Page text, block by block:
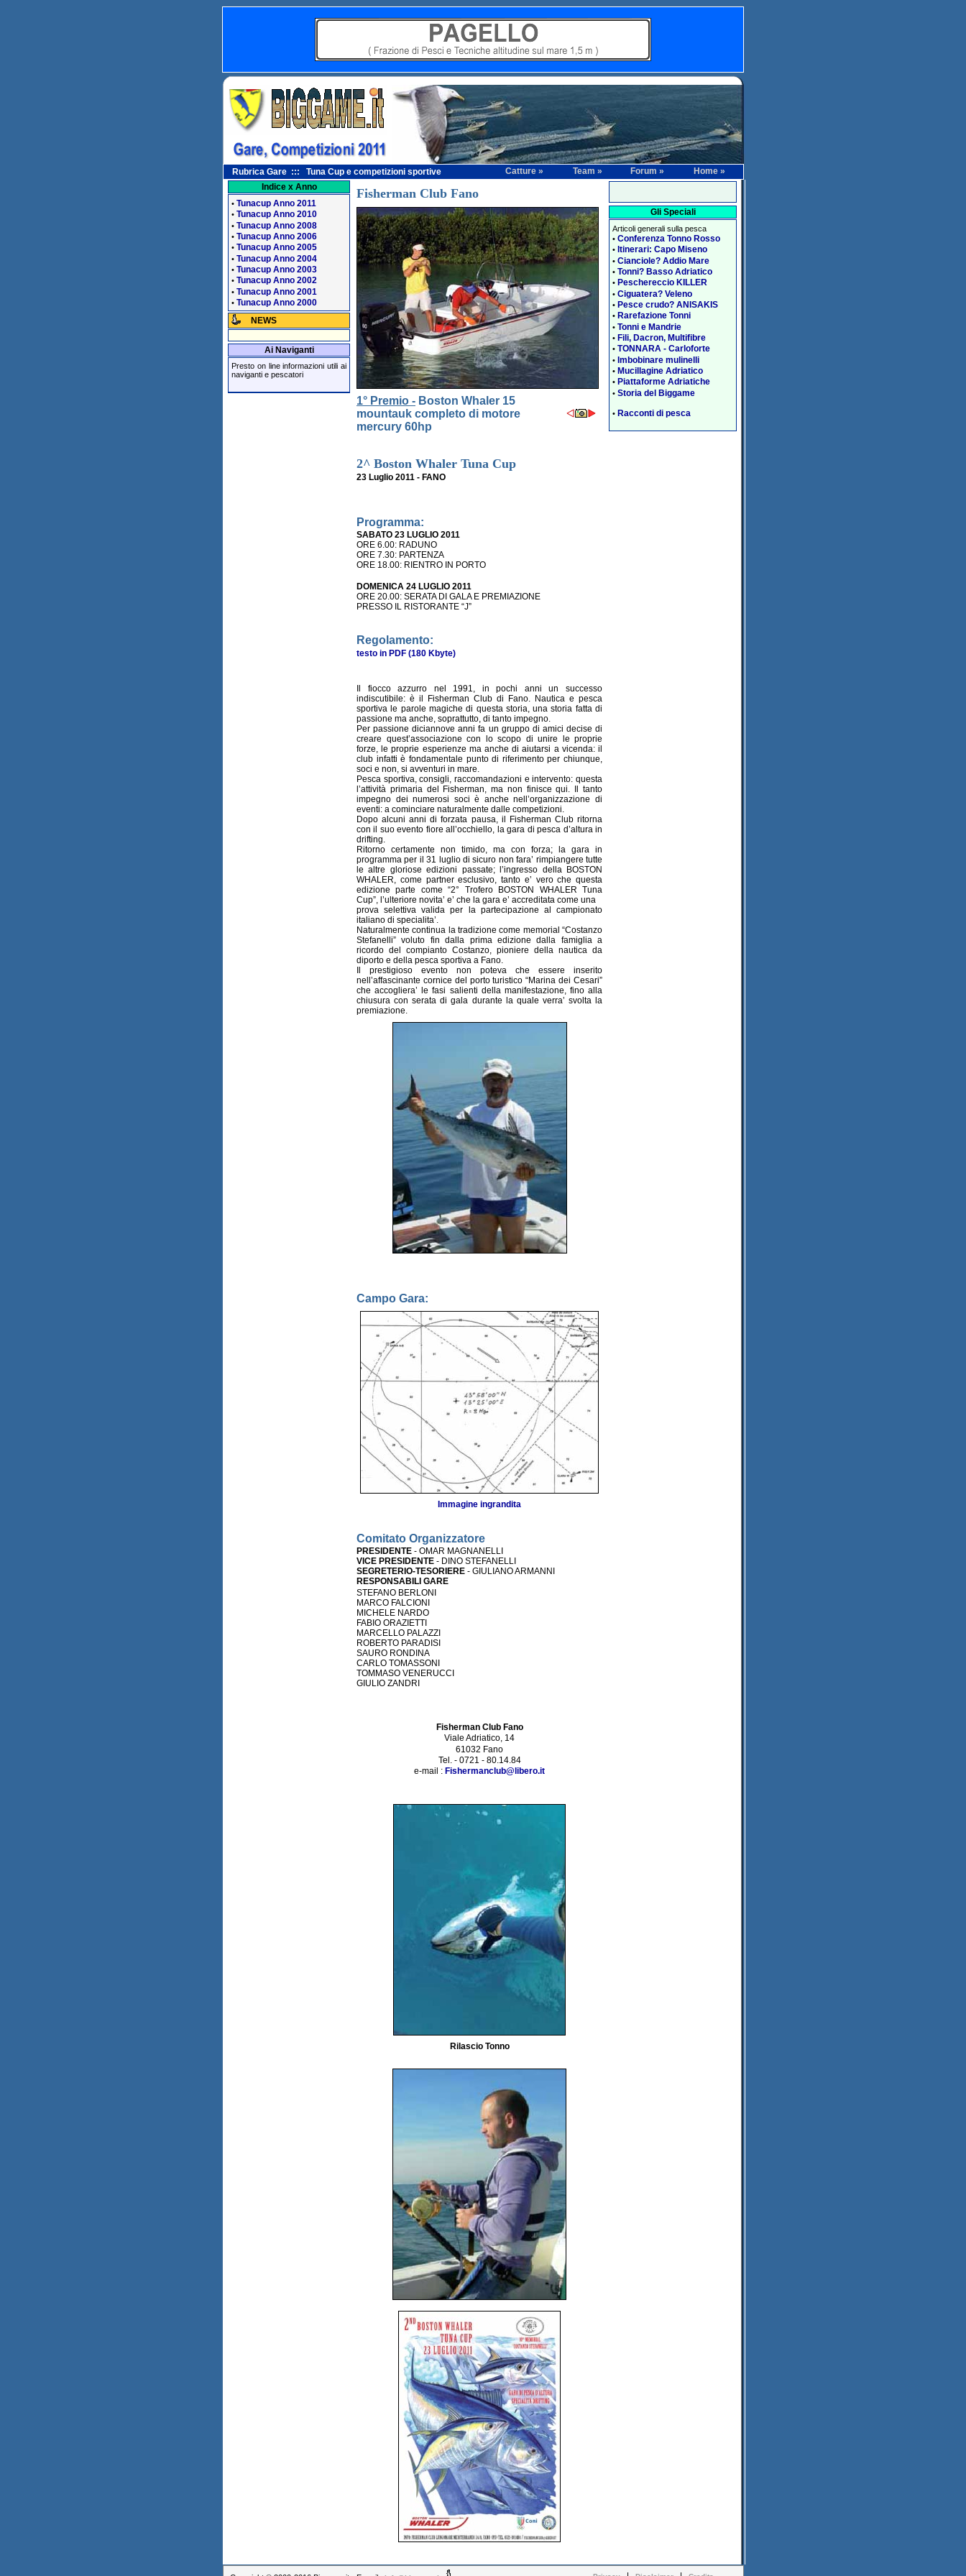
Rubrica Gare ::: Tuna Cup e competizioni sportive Catture » Team » Forum »
Home »
Indice x Anno
• Tunacup Anno 2011
• Tunacup Anno 2010
• Tunacup Anno 2008
• Tunacup Anno 2006
• Tunacup Anno 2005
• Tunacup Anno 2004
• Tunacup Anno 2003
• Tunacup Anno 2002
• Tunacup Anno 2001
• Tunacup Anno 2000
NEWS
Ai Naviganti
Presto on line informazioni utili ai
naviganti e pescatori
Fisherman Club Fano
1° Premio - Boston Whaler 15
mountauk completo di motore
mercury 60hp
2^ Boston Whaler Tuna Cup
23 Luglio 2011 - FANO
Programma:
SABATO 23 LUGLIO 2011
ORE 6.00: RADUNO
ORE 7.30: PARTENZA
ORE 18.00: RIENTRO IN PORTO
DOMENICA 24 LUGLIO 2011
ORE 20.00: SERATA DI GALA E PREMIAZIONE
PRESSO IL RISTORANTE “J”
Regolamento:
testo in PDF (180 Kbyte)
Il fiocco azzurro nel 1991, in pochi anni un successo
indiscutibile: è il Fisherman Club di Fano. Nautica e pesca
sportiva le parole magiche di questa storia, una storia fatta di
passione ma anche, soprattutto, di tanto impegno.
Per passione diciannove anni fa un gruppo di amici decise di
creare quest’associazione con lo scopo di unire le proprie
forze, le proprie esperienze ma anche di aiutarsi a vicenda: il
club infatti è fondamentale punto di riferimento per chiunque,
soci e non, si avventuri in mare.
Pesca sportiva, consigli, raccomandazioni e intervento: questa
l’attività primaria del Fisherman, ma non finisce qui. Il tanto
impegno dei numerosi soci è anche nell’organizzazione di
eventi: a cominciare naturalmente dalle competizioni.
Dopo alcuni anni di forzata pausa, il Fisherman Club ritorna
con il suo evento fiore all’occhiello, la gara di pesca d’altura in
drifting.
Ritorno certamente non timido, ma con forza; la gara in
programma per il 31 luglio di sicuro non fara’ rimpiangere tutte
le altre gloriose edizioni passate; l’ingresso della BOSTON
WHALER, come partner esclusivo, tanto e’ vero che questa
edizione parte come “2° Trofero BOSTON WHALER Tuna
Cup”, l’ulteriore novita’ e’ che la gara e’ accreditata come una
prova selettiva valida per la partecipazione al campionato
italiano di specialita’.
Naturalmente continua la tradizione come memorial “Costanzo
Stefanelli” voluto fin dalla prima edizione dalla famiglia a
ricordo del compianto Costanzo, pioniere della nautica da
diporto e della pesca sportiva a Fano.
Il prestigioso evento non poteva che essere inserito
nell’affascinante cornice del porto turistico “Marina dei Cesari”
che accogliera’ le fasi salienti della manifestazione, fino alla
chiusura con serata di gala durante la quale verra’ svolta la
premiazione.
Campo Gara:
Immagine ingrandita
Comitato Organizzatore
PRESIDENTE - OMAR MAGNANELLI
VICE PRESIDENTE - DINO STEFANELLI
SEGRETERIO-TESORIERE - GIULIANO ARMANNI
RESPONSABILI GARE
STEFANO BERLONI
MARCO FALCIONI
MICHELE NARDO
FABIO ORAZIETTI
MARCELLO PALAZZI
ROBERTO PARADISI
SAURO RONDINA
CARLO TOMASSONI
TOMMASO VENERUCCI
GIULIO ZANDRI
Fisherman Club Fano
Viale Adriatico, 14
61032 Fano
Tel. - 0721 - 80.14.84
e-mail : Fishermanclub@libero.it
Rilascio Tonno
Gli Speciali
Articoli generali sulla pesca
• Conferenza Tonno Rosso
• Itinerari: Capo Miseno
• Cianciole? Addio Mare
• Tonni? Basso Adriatico
• Peschereccio KILLER
• Ciguatera? Veleno
• Pesce crudo? ANISAKIS
• Rarefazione Tonni
• Tonni e Mandrie
• Fili, Dacron, Multifibre
• TONNARA - Carloforte
• Imbobinare mulinelli
• Mucillagine Adriatico
• Piattaforme Adriatiche
• Storia del Biggame
• Racconti di pesca